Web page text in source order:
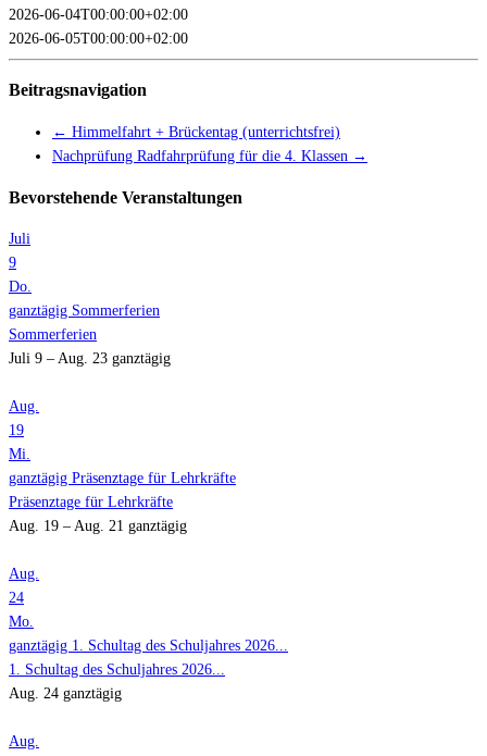
2026-06-04T00:00:00+02:00
2026-06-05T00:00:00+02:00
Beitragsnavigation
← Himmelfahrt + Brückentag (unterrichtsfrei)
Nachprüfung Radfahrprüfung für die 4. Klassen →
Bevorstehende Veranstaltungen
Juli
9
Do.
ganztägig Sommerferien
Sommerferien
Juli 9 – Aug. 23 ganztägig
Aug.
19
Mi.
ganztägig Präsenztage für Lehrkräfte
Präsenztage für Lehrkräfte
Aug. 19 – Aug. 21 ganztägig
Aug.
24
Mo.
ganztägig 1. Schultag des Schuljahres 2026...
1. Schultag des Schuljahres 2026...
Aug. 24 ganztägig
Aug.